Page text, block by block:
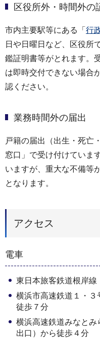
区役所外・時間外の
市内主要駅等にある「 行
日や日曜日など、区役所
鑑証明書等がとれます。
は即時交付できない場合
認ください。
業務時間外の届出
戸籍の届出（出生・死亡
窓口」で受け付けていま
いますが、重大な不備等
となります。
アクセス
電車
東日本旅客鉄道根岸線
横浜市高速鉄道１・３
徒歩７分
横浜高速鉄道みなと
出口）から徒歩４分